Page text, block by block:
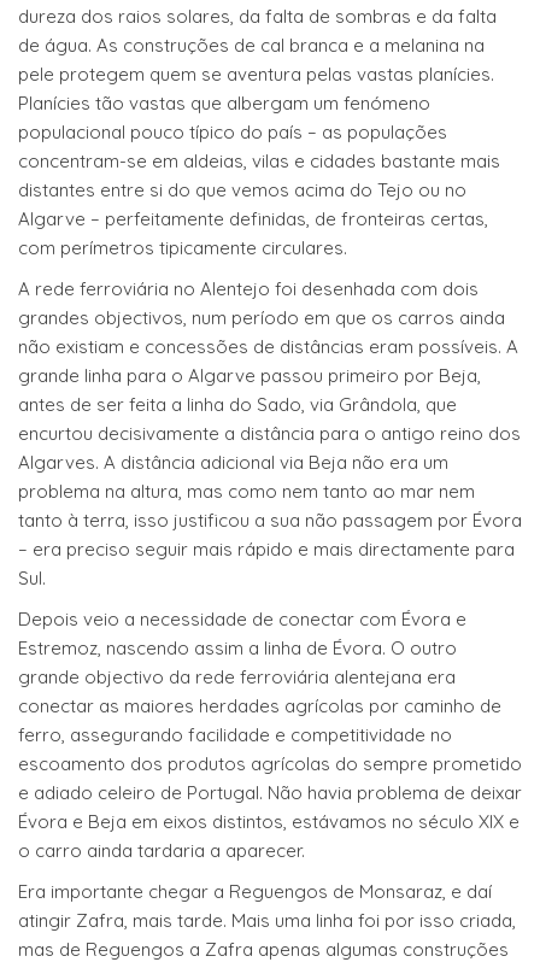
dureza dos raios solares, da falta de sombras e da falta
de água. As construções de cal branca e a melanina na
pele protegem quem se aventura pelas vastas planícies.
Planícies tão vastas que albergam um fenómeno
populacional pouco típico do país – as populações
concentram-se em aldeias, vilas e cidades bastante mais
distantes entre si do que vemos acima do Tejo ou no
Algarve – perfeitamente definidas, de fronteiras certas,
com perímetros tipicamente circulares.
A rede ferroviária no Alentejo foi desenhada com dois
grandes objectivos, num período em que os carros ainda
não existiam e concessões de distâncias eram possíveis. A
grande linha para o Algarve passou primeiro por Beja,
antes de ser feita a linha do Sado, via Grândola, que
encurtou decisivamente a distância para o antigo reino dos
Algarves. A distância adicional via Beja não era um
problema na altura, mas como nem tanto ao mar nem
tanto à terra, isso justificou a sua não passagem por Évora
– era preciso seguir mais rápido e mais directamente para
Sul.
Depois veio a necessidade de conectar com Évora e
Estremoz, nascendo assim a linha de Évora. O outro
grande objectivo da rede ferroviária alentejana era
conectar as maiores herdades agrícolas por caminho de
ferro, assegurando facilidade e competitividade no
escoamento dos produtos agrícolas do sempre prometido
e adiado celeiro de Portugal. Não havia problema de deixar
Évora e Beja em eixos distintos, estávamos no século XIX e
o carro ainda tardaria a aparecer.
Era importante chegar a Reguengos de Monsaraz, e daí
atingir Zafra, mais tarde. Mais uma linha foi por isso criada,
mas de Reguengos a Zafra apenas algumas construções